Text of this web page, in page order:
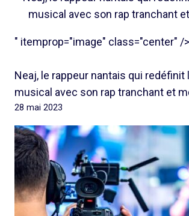
musical avec son rap tranchant
" itemprop="image" class="center" />
Neaj, le rappeur nantais qui redéfinit
musical avec son rap tranchant et
28 mai 2023